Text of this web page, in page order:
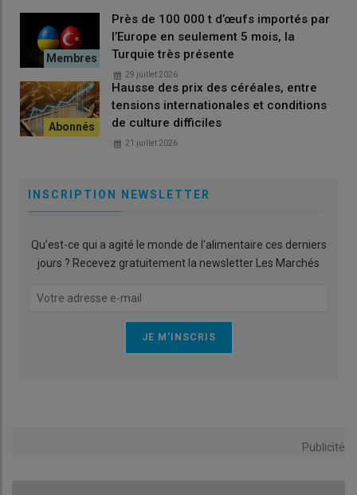
Près de 100 000 t d’œufs importés par
l’Europe en seulement 5 mois, la
Turquie très présente
29 juillet 2026
Hausse des prix des céréales, entre
tensions internationales et conditions
de culture difficiles
21 juillet 2026
INSCRIPTION NEWSLETTER
Qu’est-ce qui a agité le monde de l'alimentaire ces derniers
jours ? Recevez gratuitement la newsletter Les Marchés
Publicité